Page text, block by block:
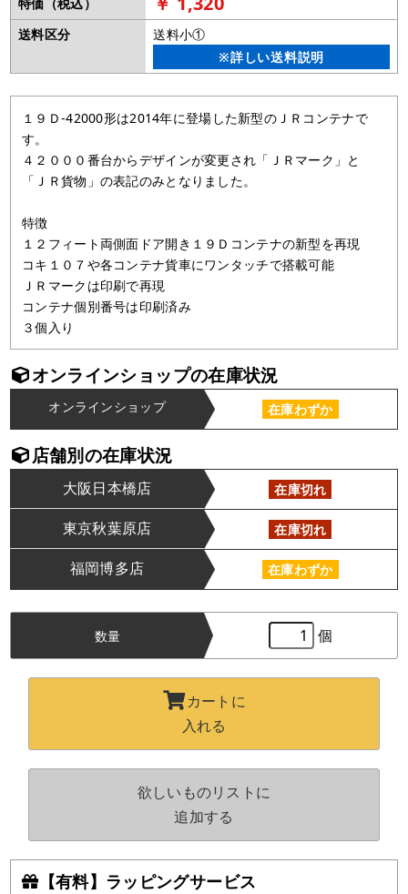
送料区分
送料小①
※詳しい送料説明
１９Ｄ-42000形は2014年に登場した新型のＪＲコンテナで
す。
４２０００番台からデザインが変更され「ＪＲマーク」と
「ＪＲ貨物」の表記のみとなりました。
特徴
１２フィート両側面ドア開き１９Ｄコンテナの新型を再現
コキ１０７や各コンテナ貨車にワンタッチで搭載可能
ＪＲマークは印刷で再現
コンテナ個別番号は印刷済み
３個入り
オンラインショップの在庫状況
オンラインショップ 在庫わずか
店舗別の在庫状況
大阪日本橋店 在庫切れ
東京秋葉原店 在庫切れ
福岡博多店 在庫わずか
【有料】ラッピングサービス
数量 個
カートに
入れる
欲しいものリストに
追加する